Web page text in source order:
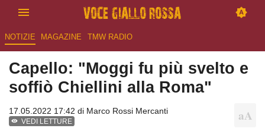
NOTIZIE MAGAZINE TMW RADIO
Capello: "Moggi fu più svelto e
soffiò Chiellini alla Roma"
17.05.2022 17:42 di Marco Rossi Mercanti
VEDI LETTURE